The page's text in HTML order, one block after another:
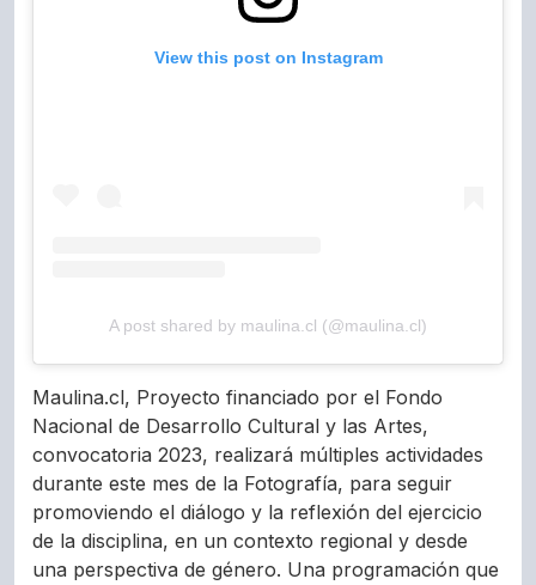
View this post on Instagram
A post shared by maulina.cl (@maulina.cl)
Maulina.cl, Proyecto financiado por el Fondo
Nacional de Desarrollo Cultural y las Artes,
convocatoria 2023, realizará múltiples actividades
durante este mes de la Fotografía, para seguir
promoviendo el diálogo y la reflexión del ejercicio
de la disciplina, en un contexto regional y desde
una perspectiva de género. Una programación que